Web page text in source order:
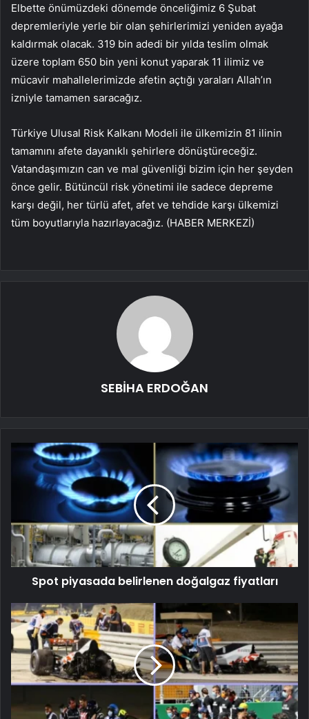
Elbette önümüzdeki dönemde önceliğimiz 6 Şubat
depremleriyle yerle bir olan şehirlerimizi yeniden ayağa
kaldırmak olacak. 319 bin adedi bir yılda teslim olmak
üzere toplam 650 bin yeni konut yaparak 11 ilimiz ve
mücavir mahallelerimizde afetin açtığı yaraları Allah’ın
izniyle tamamen saracağız.
Türkiye Ulusal Risk Kalkanı Modeli ile ülkemizin 81 ilinin
tamamını afete dayanıklı şehirlere dönüştüreceğiz.
Vatandaşımızın can ve mal güvenliği bizim için her şeyden
önce gelir. Bütüncül risk yönetimi ile sadece depreme
karşı değil, her türlü afet, afet ve tehdide karşı ülkemizi
tüm boyutlarıyla hazırlayacağız. (HABER MERKEZİ)
SEBİHA ERDOĞAN
Spot piyasada belirlenen doğalgaz fiyatları